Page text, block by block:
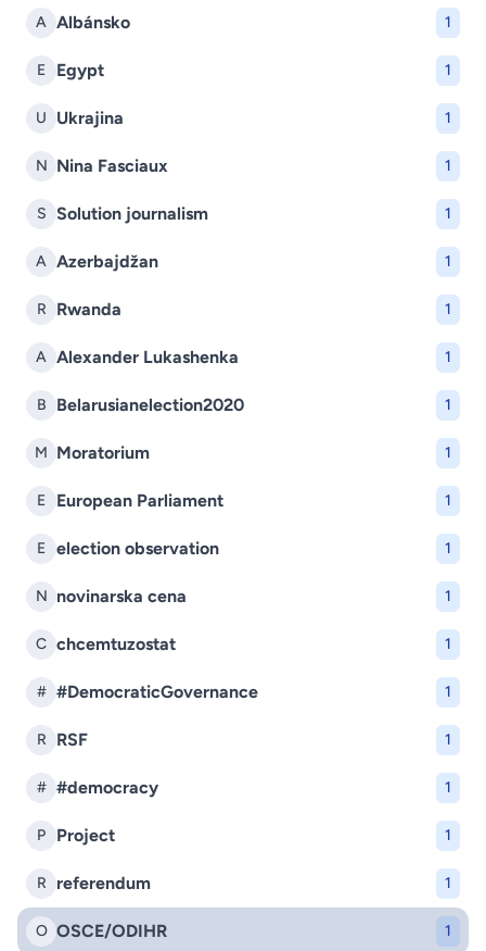
A Albánsko 1
E Egypt 1
U Ukrajina 1
N Nina Fasciaux 1
S Solution journalism 1
A Azerbajdžan 1
R Rwanda 1
A Alexander Lukashenka 1
B Belarusianelection2020 1
M Moratorium 1
E European Parliament 1
E election observation 1
N novinarska cena 1
C chcemtuzostat 1
# #DemocraticGovernance 1
R RSF 1
# #democracy 1
P Project 1
R referendum 1
O OSCE/ODIHR 1